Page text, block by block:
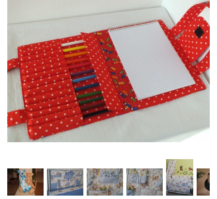
CEDULKY
MOJE POSLEDNÍ PRÁCE
jk-laguna@seznam.cz
© 2025 eStránky.cz